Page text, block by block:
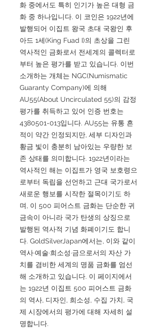
화 중에서도 특히 인기가 높은 대형 금
화 중 하나입니다. 이 코인은 1922년에
발행되어 이집트 왕국 초대 국왕인 후
아드 1세(King Fuad I)의 초상을 그린
역사적인 금화로서 전세계의 콜렉터로
부터 높은 평가를 받고 있습니다. 이번
소개하는 개체는 NGC(Numismatic
Guaranty Company)에 의해
AU55(About Uncirculated 55)의 감정
평가를 취득하고 있어 인증 번호는
4380501-013입니다. AU55는 유통 흔
적이 약간 인정되지만, 세부 디자인과
황금 빛이 충분히 남아있는 우량한 보
존 상태를 의미합니다. 1922년이라는
역사적인 해는 이집트가 영국 보호령으
로부터 독립을 선언하고 근대 국가로서
새로운 행보를 시작한 절목이기도 하
며, 이 500 피어스트 금화는 단순한 귀
금속이 아니라 국가 탄생의 상징으로
발행된 역사적 기념 화폐이기도 합니
다. GoldSilverJapan에서는, 이와 같이
역사·예술·희소성·금으로서의 자산 가
치를 겸비한 세계의 명품 금화를 엄선
해 소개하고 있습니다. 이 페이지에서
는 1922년 이집트 500 피어스트 금화
의 역사, 디자인, 희소성, 수집 가치, 국
제 시장에서의 평가에 대해 자세히 설
명합니다.